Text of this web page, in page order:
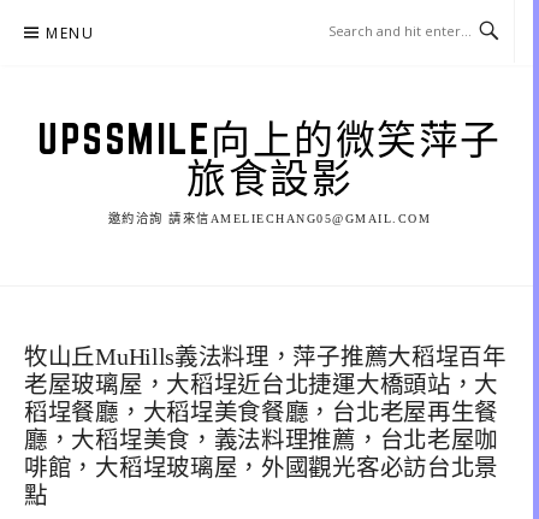
MENU
UPSSMILE向上的微笑萍子
旅食設影
邀約洽詢 請來信AMELIECHANG05@GMAIL.COM
牧山丘MuHills義法料理，萍子推薦大稻埕百年
老屋玻璃屋，大稻埕近台北捷運大橋頭站，大
稻埕餐廳，大稻埕美食餐廳，台北老屋再生餐
廳，大稻埕美食，義法料理推薦，台北老屋咖
啡館，大稻埕玻璃屋，外國觀光客必訪台北景
點